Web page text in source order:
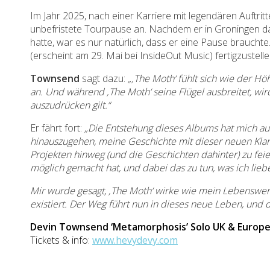
Im Jahr 2025, nach einer Karriere mit legendären
unbefristete Tourpause an. Nachdem er in Groningen
hatte, war es nur natürlich, dass er eine Pause
(erscheint am 29. Mai bei InsideOut Music)
Townsend sagt dazu: „‚The Moth‘ fühlt sich wie der
an. Und während ‚The Moth‘ seine Flügel ausbreitet,
auszudrücken gilt.“
Er fährt fort: „Die Entstehung dieses Albums hat mich
hinauszugehen, meine Geschichte mit dieser neuen
Projekten hinweg (und die Geschichten dahinter) zu
möglich gemacht hat, und dabei das zu tun, was ich
Mir wurde gesagt, ‚The Moth‘ wirke wie mein
existiert. Der Weg führt nun in dieses neue Leben, und
Devin Townsend ‘Metamorphosis’ Solo UK &
Tickets & info: www.hevydevy.com